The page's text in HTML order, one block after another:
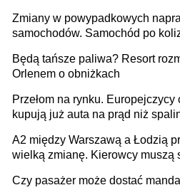
Zmiany w powypadkowych
samochodów. Samochód po
technologią producenta
Będą tańsze paliwa? Resort
Orlenem o obniżkach
Przełom na rynku. Europejczycy
kupują już auta na prąd niż
A2 między Warszawą a Łodzią
wielką zmianę. Kierowcy muszą
Czy pasażer może dostać